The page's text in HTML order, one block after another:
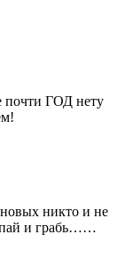
почти ГОД нету
никто и не
и грабь……